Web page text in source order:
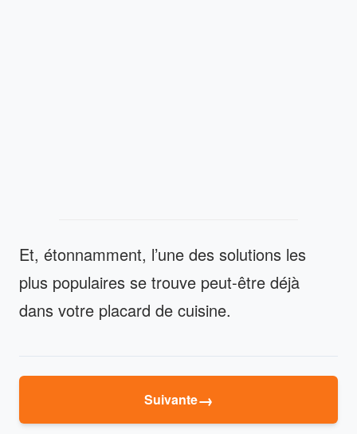
Et, étonnamment, l’une des solutions les
plus populaires se trouve peut-être déjà
dans votre placard de cuisine.
Suivante→